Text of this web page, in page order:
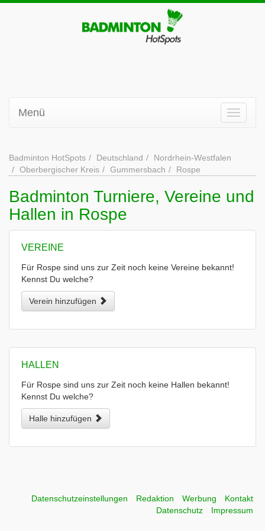
Menü
Badminton HotSpots Deutschland
Nordrhein-Westfalen
Oberbergischer Kreis
Gummersbach Rospe
Badminton Turniere, Vereine und
Hallen in Rospe
VEREINE
Für Rospe sind uns zur Zeit noch keine Vereine bekannt!
Kennst Du welche?
Verein hinzufügen
HALLEN
Für Rospe sind uns zur Zeit noch keine Hallen bekannt!
Kennst Du welche?
Halle hinzufügen
Datenschutzeinstellungen Redaktion Werbung
Kontakt
Datenschutz
Impressum